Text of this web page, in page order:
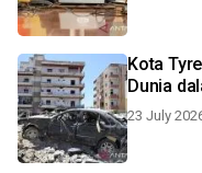
Kota
Dunia
23 July